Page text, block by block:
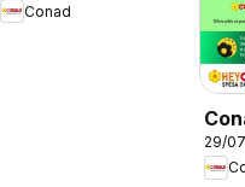
Conad
29/